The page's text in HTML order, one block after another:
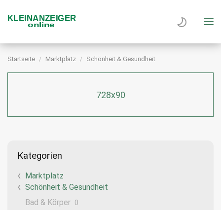
Startseite Marktplatz Schönheit & Gesundheit
728x90
Kategorien
Marktplatz
Schönheit & Gesundheit
Bad & Körper 0